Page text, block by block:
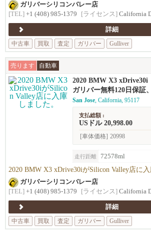
ガリバーシリコンバレー店
[TEL] +1 (408) 985-1379 [ライセンス] California
詳細
中古車
買取 査定 ガリバー Gulliver
売ります 自動車
2020 BMW X3 xDrive30i
ガリバー無料120日保証
San Jose, California, 95117
支払総額 :
USドル 20,998.00
[車体価格] 20998
走行距離 72578ml
2020 BMW X3 xDrive30iがSilicon Valley店に入
ガリバーシリコンバレー店
[TEL] +1 (408) 985-1379 [ライセンス] California
詳細
中古車
買取 査定 ガリバー Gulliver